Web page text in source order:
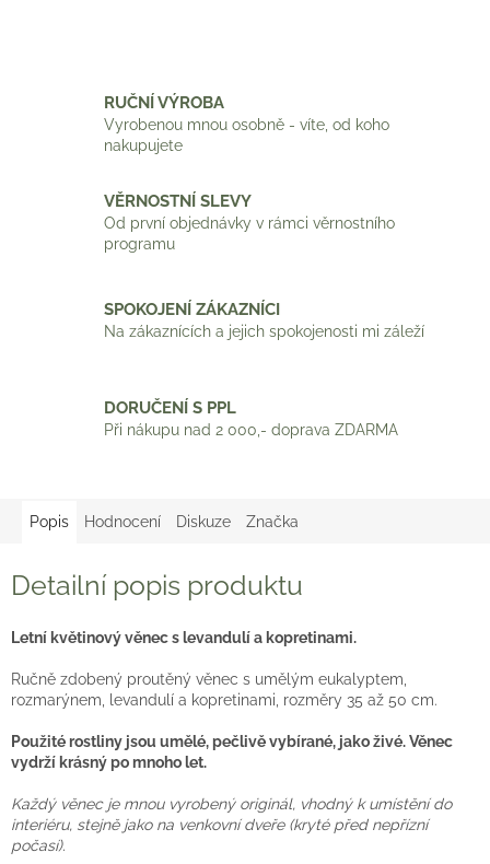
RUČNÍ VÝROBA
Vyrobenou mnou osobně - víte, od koho
nakupujete
VĚRNOSTNÍ SLEVY
Od první objednávky v rámci věrnostního
programu
SPOKOJENÍ ZÁKAZNÍCI
Na zákaznících a jejich spokojenosti mi záleží
DORUČENÍ S PPL
Při nákupu nad 2 000,- doprava ZDARMA
Popis Hodnocení Diskuze Značka
Detailní popis produktu
Letní květinový věnec s levandulí a kopretinami.
Ručně zdobený proutěný věnec s umělým eukalyptem,
rozmarýnem, levandulí a kopretinami, rozměry 35 až 50 cm.
Použité rostliny jsou umělé, pečlivě vybírané, jako živé. Věnec
vydrží krásný po mnoho let.
Každý věnec je mnou vyrobený originál, vhodný k umístění do
interiéru, stejně jako na venkovní dveře (kryté před nepřízní
počasí).